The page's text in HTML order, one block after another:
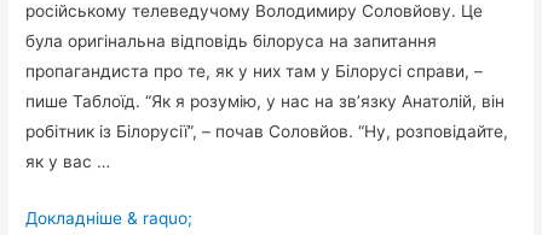
російському телеведучому Володимиру Соловйову. Це
була оригінальна відповідь білоруса на запитання
пропагандиста про те, як у них там у Білорусі справи, –
пише Таблоїд. “Як я розумію, у нас на зв’язку Анатолій, він
робітник із Білорусії”, – почав Соловйов. “Ну, розповідайте,
як у вас …
Працівник
Докладніше & raquo;